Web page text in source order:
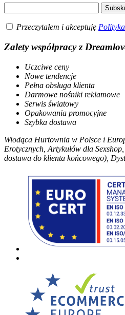
Przeczytałem i akceptuję
Zalety współpracy z
Uczciwe ceny
Nowe tendencje
Pełna obsługa klienta
Darmowe nośniki reklamowe
Serwis światowy
Opakowania promocyjne
Szybka dostawa
Wiodąca Hurtownia w Polsce i
Erotycznych, Artykułów dla
dostawa do klienta końcowego),